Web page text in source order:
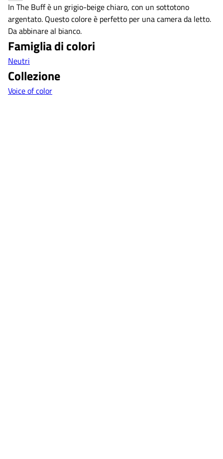
In The Buff è un grigio-beige chiaro, con un sottotono
argentato. Questo colore è perfetto per una camera da letto.
Da abbinare al bianco.
Famiglia di colori
Neutri
Collezione
Voice of color